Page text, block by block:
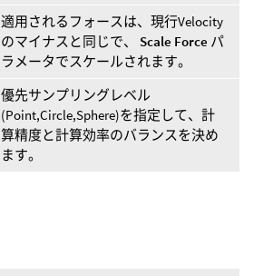
適用されるフォースは、現行Velocity
のマイナスと同じで、 Scale Force パ
ラメータでスケールされます。
優先サンプリングレベル
(Point,Circle,Sphere)を指定して、計
算精度と計算効率のバランスを決め
ます。